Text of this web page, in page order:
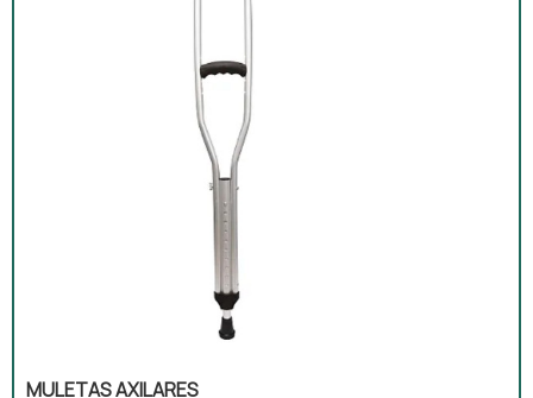
durante o uso. Elas são adequadas tanto
MULETAS AXILARES